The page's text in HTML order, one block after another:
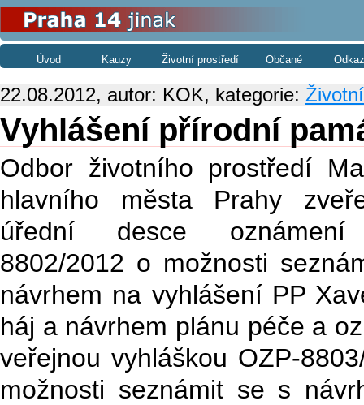
Úvod Kauzy Životní prostředí Občané
22.08.2012, autor: KOK, kategorie:
Vyhlášení přírodní
Odbor životního prostředí
hlavního města Prahy
úřední desce
8802/2012 o možnosti
návrhem na vyhlášení PP
háj a návrhem plánu péče a
veřejnou vyhláškou OZP-
možnosti seznámit se s